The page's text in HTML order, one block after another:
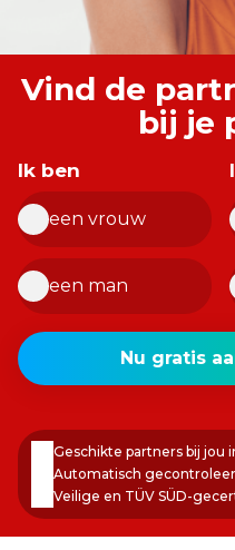
Vind de
bij je
Ik ben
een vrouw
een man
E-
mailadres
Nu gratis
Geschikte partners bij jou
Automatisch
Veilige en TÜV SÜD-